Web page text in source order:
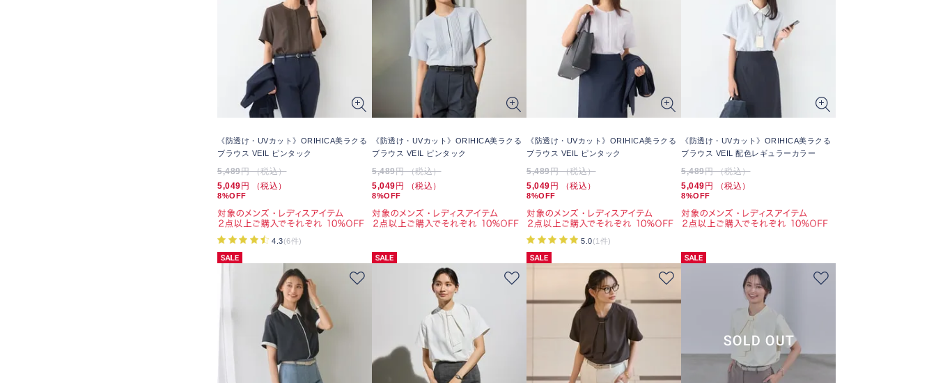
《防透け・UVカット》ORIHICA美ラクる
ブラウス VEIL ピンタック
5,489円 （税込）
5,049 円 （税込）
8%OFF
4.3(6件)
《防透け・UVカット》ORIHICA美ラクる
ブラウス VEIL ピンタック
5,489円 （税込）
5,049 円 （税込）
8%OFF
《防透け・UVカット》ORIHICA美ラクる
ブラウス VEIL ピンタック
5,489円 （税込）
5,049 円 （税込）
8%OFF
5.0(1件)
《防透け・UVカット》ORIHICA美ラクる
ブラウス VEIL 配色レギュラーカラー
5,489円 （税込）
5,049 円 （税込）
8%OFF